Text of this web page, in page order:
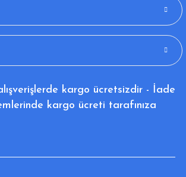
kargo ücretsizdir - İade
kargo ücreti tarafınıza